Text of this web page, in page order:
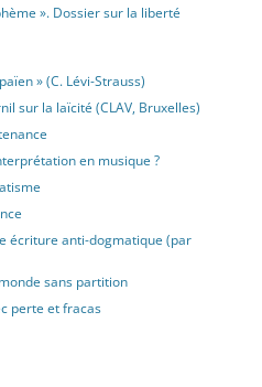
». Dossier sur la liberté
» (C. Lévi-Strauss)
sur la laïcité (CLAV, Bruxelles)
en musique ?
écriture anti-dogmatique (par
sans partition
perte et fracas